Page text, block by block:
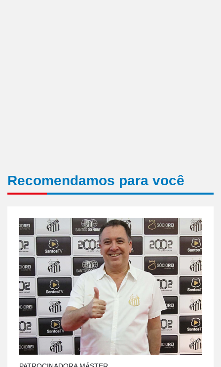
Recomendamos para você